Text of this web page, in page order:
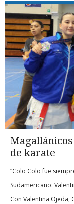
de karate
“Colo Colo fue
Sudamericano:
Con Valentina Ojeda,